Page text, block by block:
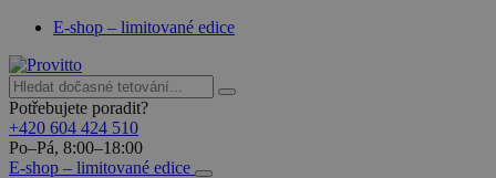
E-shop – limitované edice
Potřebujete poradit?
+420 604 424 510
Po–Pá, 8:00–18:00
E-shop – limitované edice